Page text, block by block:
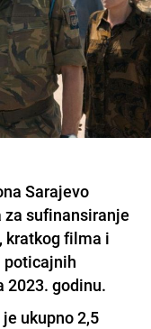
Sarajevo
sufinansiranje
kratkog filma i
poticajnih
2023. godinu.
ukupno 2,5